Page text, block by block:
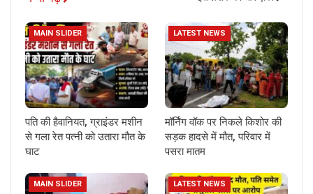
MAIN SLIDER
पति की हैवानियत, ग्राइंडर मशीन
से गला रेत पत्नी को उतारा मौत के
घाट
LATEST NEWS
मॉर्निंग वॉक पर निकले किशोर की
सड़क हादसे में मौत, परिवार में
पसरा मातम
MAIN SLIDER LATEST NEWS